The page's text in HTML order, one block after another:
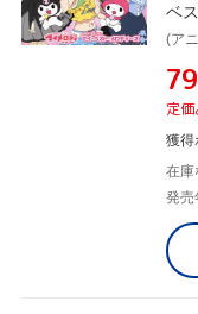
ベ
定
獲得
在庫
発売